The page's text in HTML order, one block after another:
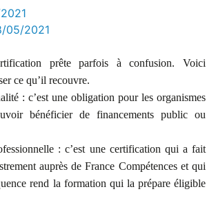
05/2021
prête parfois à confusion. Voici
ce qu’il recouvre.
: c’est une obligation pour les organismes
bénéficier de financements public ou
: c’est une certification qui a fait
auprès de France Compétences et qui
rend la formation qui la prépare éligible